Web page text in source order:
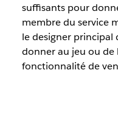
suffisants pour
membre du service
le designer principal
donner au jeu ou de
fonctionnalité de